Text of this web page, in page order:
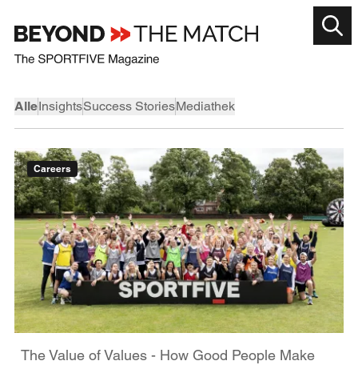
AlleInsightsSuccess StoriesMediathek
Careers
The Value of Values - How Good People Make